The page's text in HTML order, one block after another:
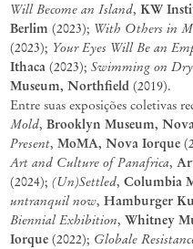
Will Become an Island, KW
Berlim (2023); With Others in
(2023); Your Eyes Will Be an
Ithaca (2023); Swimming on
Museum, Northfield (2019).
Entre suas exposições coletivas
Mold, Brooklyn Museum,
Present, MoMA, Nova Iorque
Art and Culture of Panafrica,
(2024); (Un)Settled, Columbia
untranquil now, Hamburger
Biennial Exhibition, Whitney
Iorque (2022); Globale